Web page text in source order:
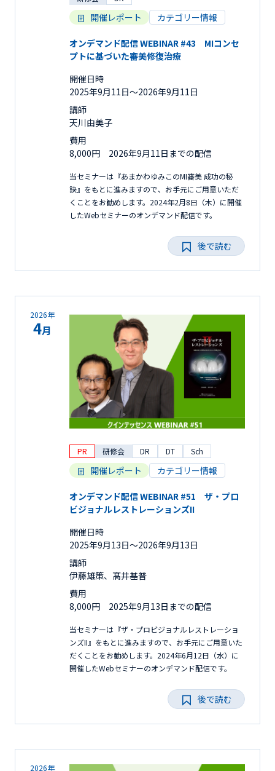
開催レポート カテゴリー情報
オンデマンド配信 WEBINAR #43 MIコンセ
プトに基づいた審美修復治療
開催日時
2025年9月11日〜2026年9月11日
講師
天川由美子
費用
8,000円 2026年9月11日までの配信
当セミナーは『あまかわゆみこのMI審美 成功の秘
訣』をもとに進みますので、お手元にご用意いただ
くことをお勧めします。2024年2月8日（木）に開催
したWebセミナーのオンデマンド配信です。
後で読む
2026年
4月
PR 研修会 DR DT Sch
開催レポート カテゴリー情報
オンデマンド配信 WEBINAR #51 ザ・プロ
ビジョナルレストレーションズII
開催日時
2025年9月13日〜2026年9月13日
講師
伊藤雄策、髙井基普
費用
8,000円 2025年9月13日までの配信
当セミナーは『ザ・プロビジョナルレストレーショ
ンズII』をもとに進みますので、お手元にご用意いた
だくことをお勧めします。2024年6月12日（水）に
開催したWebセミナーのオンデマンド配信です。
後で読む
2026年